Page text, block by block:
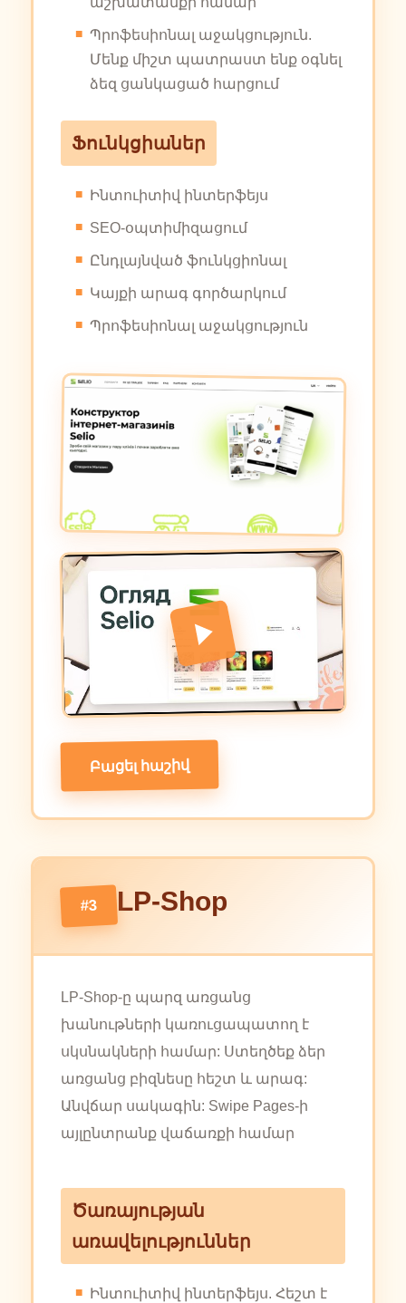
Պրոֆեսիոնալ աջակցություն.
Մենք միշտ պատրաստ ենք օգնել
ձեզ ցանկացած հարցում
Ֆունկցիաներ
Ինտուիտիվ ինտերֆեյս
SEO-օպտիմիզացում
Ընդլայնված ֆունկցիոնալ
Կայքի արագ գործարկում
Պրոֆեսիոնալ աջակցություն
Բացել հաշիվ
#3 LP-Shop
LP-Shop-ը պարզ առցանց
խանութների կառուցապատող է
սկսնակների համար: Ստեղծեք ձեր
առցանց բիզնեսը հեշտ և արագ:
Անվճար սակագին: Swipe Pages-ի
այլընտրանք վաճառքի համար
Ծառայության
առավելություններ
Ինտուիտիվ ինտերֆեյս. Հեշտ է